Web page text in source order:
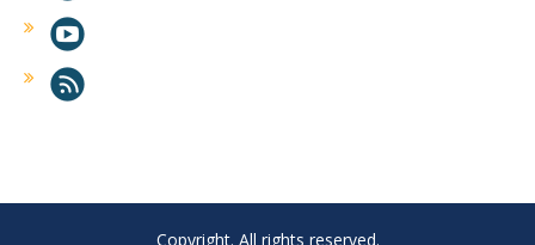
Copyright. All rights reserved.